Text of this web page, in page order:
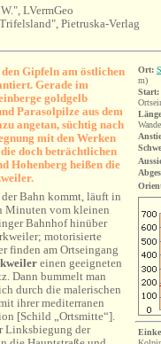
LVermGeo
Pietruska-Verlag
Gipfeln am östlichen
Gerade im
goldgelb
Parasolpilze aus dem
angetan, süchtig nach
mit den Werken
doch beträchtlichen
Hohenberg heißen die
Bahn kommt, läuft in
Minuten vom kleinen
Bahnhof hinüber
motorisierte
finden am Ortseingang
einen geeigneten
Dann bummelt man
durch die malerischen
ihrer mediterranen
[Schild „Ortsmitte“].
Linksbiegung der
Ort:
m)
Start: